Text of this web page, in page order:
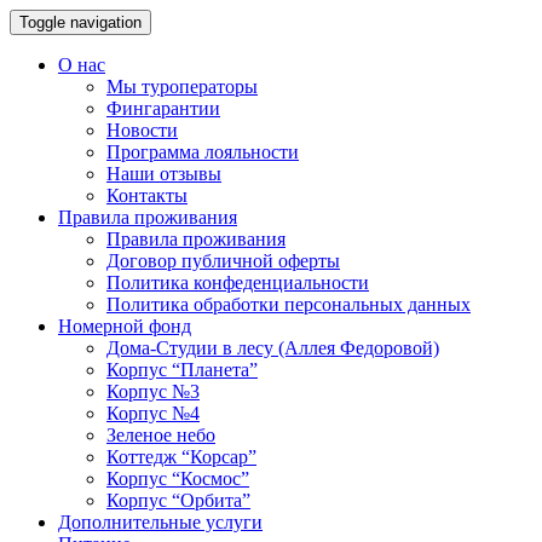
Toggle navigation
О нас
Мы туроператоры
Фингарантии
Новости
Программа лояльности
Наши отзывы
Контакты
Правила проживания
Правила проживания
Договор публичной оферты
Политика конфеденциальности
Политика обработки персональных данных
Номерной фонд
Дома-Студии в лесу (Аллея Федоровой)
Корпус “Планета”
Корпус №3
Корпус №4
Зеленое небо
Коттедж “Корсар”
Корпус “Космос”
Корпус “Орбита”
Дополнительные услуги